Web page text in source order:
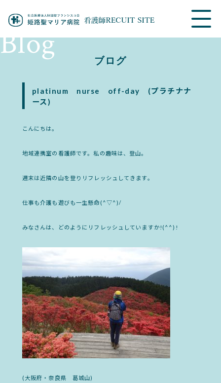
Blog ブログ
platinum nurse off-day (プラチナナ
ース)
こんにちは。
地域連携室の看護師です。私の趣味は、登山。
週末は近隣の山を登りリフレッシュしてきます。
仕事も介護も遊びも一生懸命(^▽^)/
みなさんは、どのようにリフレッシュしていますか!(^^)!
(大阪府・奈良県 葛城山)